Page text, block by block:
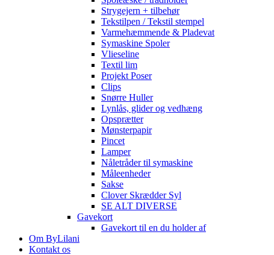
Strygejern + tilbehør
Tekstilpen / Tekstil stempel
Varmehæmmende & Pladevat
Symaskine Spoler
Vlieseline
Textil lim
Projekt Poser
Clips
Snørre Huller
Lynlås, glider og vedhæng
Opsprætter
Mønsterpapir
Pincet
Lamper
Nåletråder til symaskine
Måleenheder
Sakse
Clover Skrædder Syl
SE ALT DIVERSE
Gavekort
Gavekort til en du holder af
Om ByLilani
Kontakt os